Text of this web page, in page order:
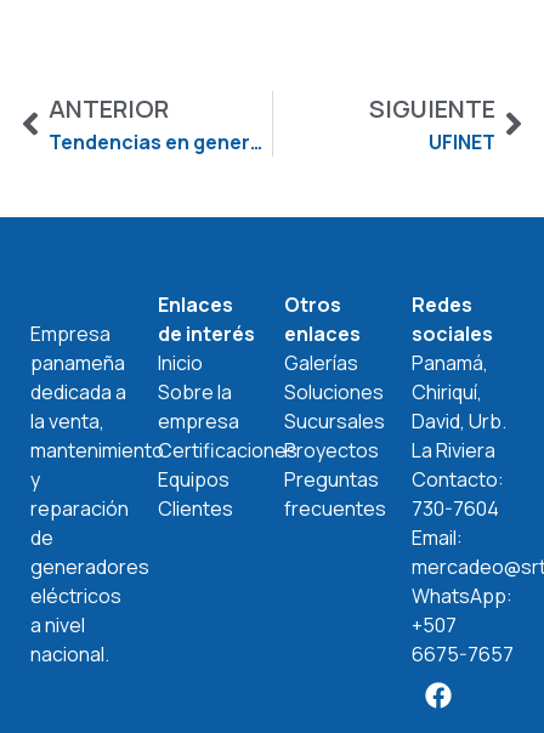
ANTERIOR
Tendencias en generadores para 2026
SIGUIENTE
UFINET
Empresa
panameña
dedicada a
la venta,
mantenimiento
y
reparación
de
generadores
eléctricos
a nivel
nacional.
Enlaces
de interés
Inicio
Sobre la
empresa
Certificaciones
Equipos
Clientes
Otros
enlaces
Galerías
Soluciones
Sucursales
Proyectos
Preguntas
frecuentes
Redes
sociales
Panamá,
Chiriquí,
David, Urb.
La Riviera
Contacto:
730-7604
Email:
WhatsApp:
+507
6675-7657